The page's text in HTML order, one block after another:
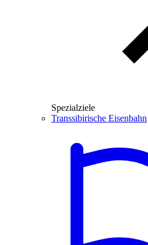
Spezialziele
Transsibirische Eisenbahn